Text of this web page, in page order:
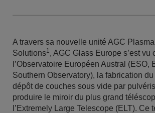
A travers sa nouvelle unité AGC
Solutions1, AGC Glass Europe s’est vu
l’Observatoire Européen Austral (ESO,
Southern Observatory), la fabrication
dépôt de couches sous vide par
produire le miroir du plus grand
l’Extremely Large Telescope (ELT). Ce